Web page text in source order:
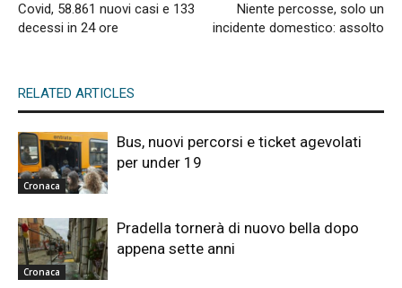
Covid, 58.861 nuovi casi e 133
decessi in 24 ore
Niente percosse, solo un
incidente domestico: assolto
RELATED ARTICLES
Cronaca
Bus, nuovi percorsi e ticket agevolati
per under 19
Cronaca
Pradella tornerà di nuovo bella dopo
appena sette anni